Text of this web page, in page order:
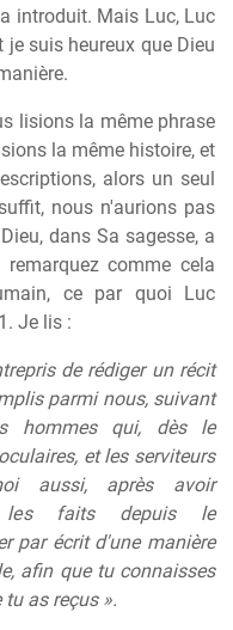
introduit. Mais Luc, Luc
suis heureux que Dieu
lisions la même phrase
la même histoire, et
alors un seul
nous n'aurions pas
dans Sa sagesse, a
comme cela
ce par quoi Luc
Je lis :
de rédiger un récit
parmi nous, suivant
hommes qui, dès le
et les serviteurs
aussi, après avoir
les faits depuis le
par écrit d'une manière
afin que tu connaisses
as reçus ».